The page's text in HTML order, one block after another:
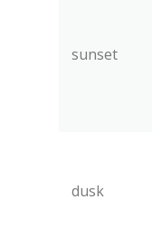
sunset
dusk